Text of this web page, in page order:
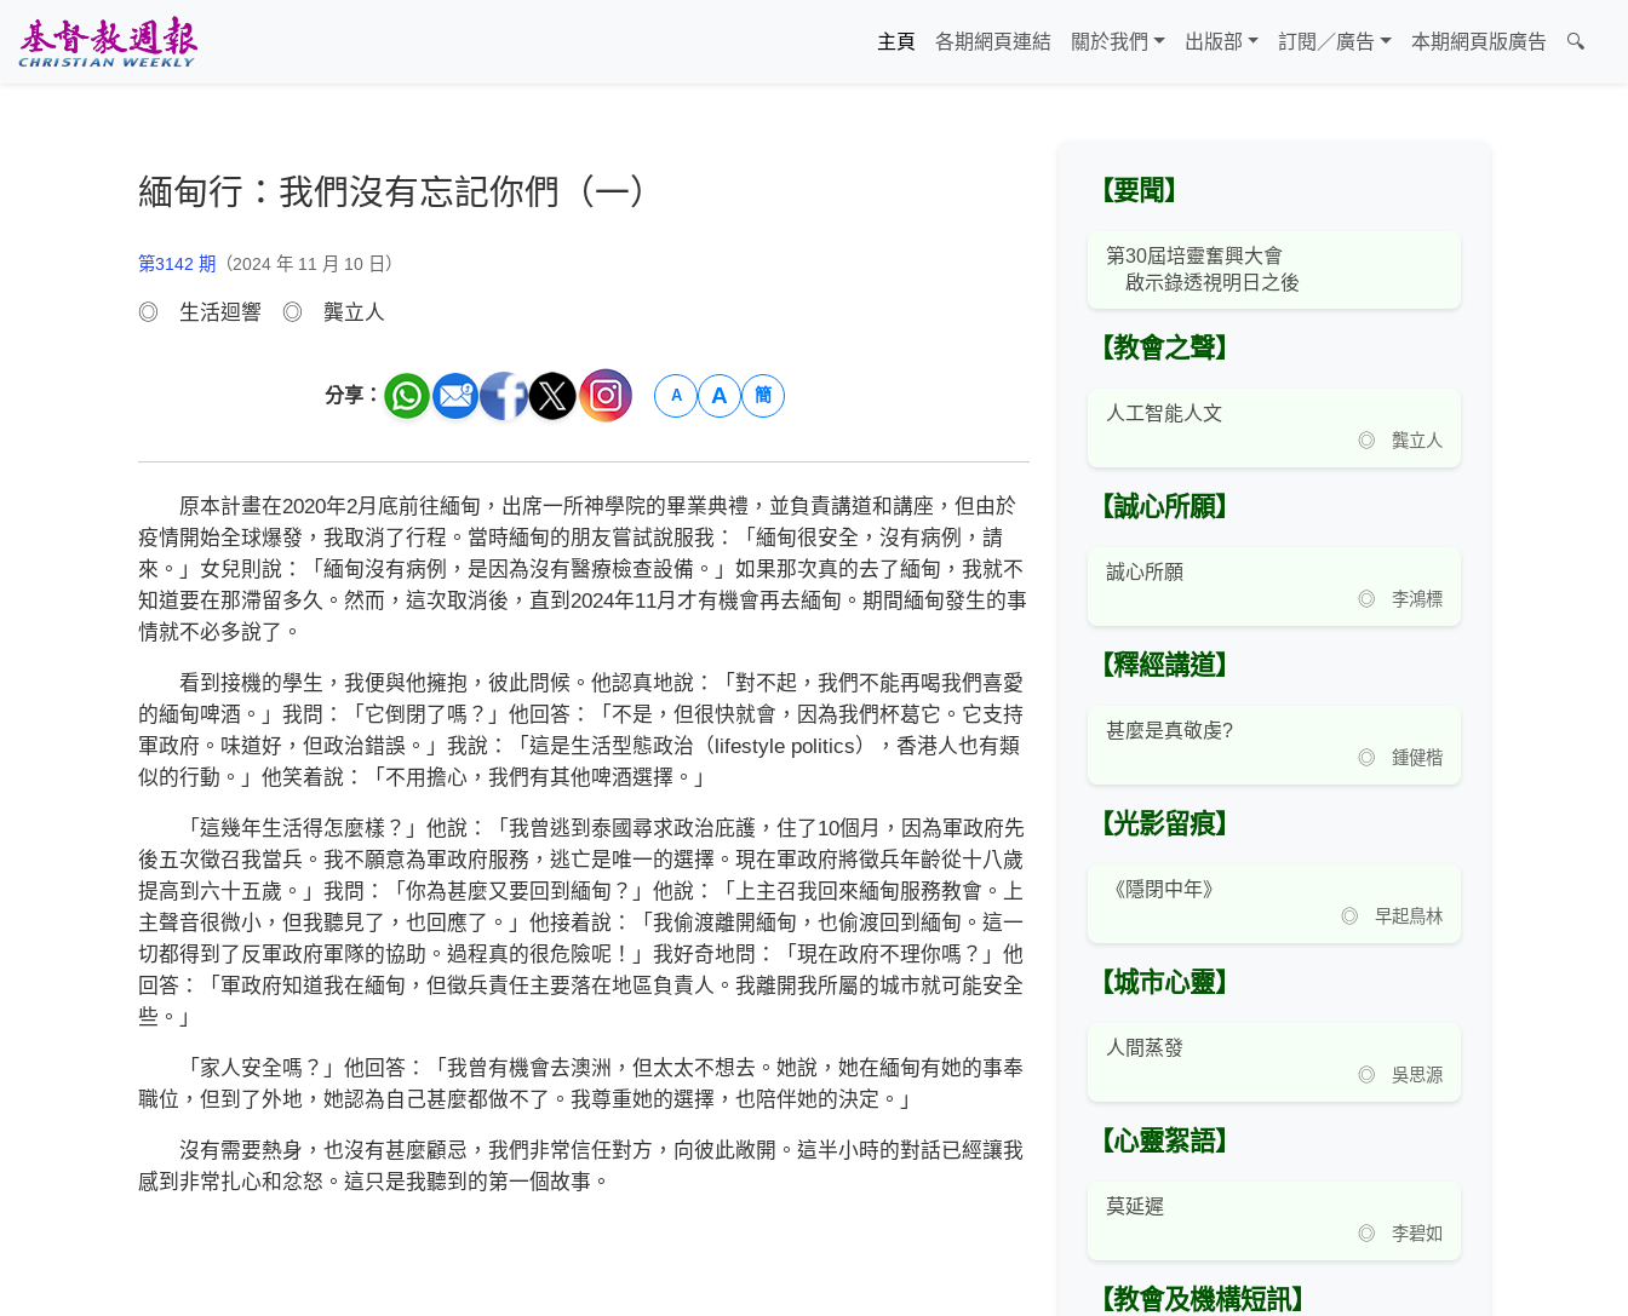
主頁
各期網頁連結 關於我們 出版部 訂閱／廣告 本期網頁版廣告 🔍
緬甸行：我們沒有忘記你們（一）
第3142 期 （2024 年 11 月 10 日）
◎ 生活迴響 ◎ 龔立人
分享： A A 簡
原本計畫在2020年2月底前往緬甸，出席一所神學院的畢業典禮，並負責講道和講座，但由於
疫情開始全球爆發，我取消了行程。當時緬甸的朋友嘗試說服我：「緬甸很安全，沒有病例，請
來。」女兒則說：「緬甸沒有病例，是因為沒有醫療檢查設備。」如果那次真的去了緬甸，我就不
知道要在那滯留多久。然而，這次取消後，直到2024年11月才有機會再去緬甸。期間緬甸發生的事
情就不必多說了。
看到接機的學生，我便與他擁抱，彼此問候。他認真地說：「對不起，我們不能再喝我們喜愛
的緬甸啤酒。」我問：「它倒閉了嗎？」他回答：「不是，但很快就會，因為我們杯葛它。它支持
軍政府。味道好，但政治錯誤。」我說：「這是生活型態政治（lifestyle politics），香港人也有類
似的行動。」他笑着說：「不用擔心，我們有其他啤酒選擇。」
「這幾年生活得怎麼樣？」他說：「我曾逃到泰國尋求政治庇護，住了10個月，因為軍政府先
後五次徵召我當兵。我不願意為軍政府服務，逃亡是唯一的選擇。現在軍政府將徵兵年齡從十八歲
提高到六十五歲。」我問：「你為甚麼又要回到緬甸？」他說：「上主召我回來緬甸服務教會。上
主聲音很微小，但我聽見了，也回應了。」他接着說：「我偷渡離開緬甸，也偷渡回到緬甸。這一
切都得到了反軍政府軍隊的協助。過程真的很危險呢！」我好奇地問：「現在政府不理你嗎？」他
回答：「軍政府知道我在緬甸，但徵兵責任主要落在地區負責人。我離開我所屬的城市就可能安全
些。」
「家人安全嗎？」他回答：「我曾有機會去澳洲，但太太不想去。她說，她在緬甸有她的事奉
職位，但到了外地，她認為自己甚麼都做不了。我尊重她的選擇，也陪伴她的決定。」
沒有需要熱身，也沒有甚麼顧忌，我們非常信任對方，向彼此敞開。這半小時的對話已經讓我
感到非常扎心和忿怒。這只是我聽到的第一個故事。
【要聞】
第30屆培靈奮興大會
啟示錄透視明日之後
【教會之聲】
人工智能人文
◎ 龔立人
【誠心所願】
誠心所願
◎ 李鴻標
【釋經講道】
甚麼是真敬虔?
◎ 鍾健楷
【光影留痕】
《隱閉中年》
◎ 早起鳥林
【城市心靈】
人間蒸發
◎ 吳思源
【心靈絮語】
莫延遲
◎ 李碧如
【教會及機構短訊】